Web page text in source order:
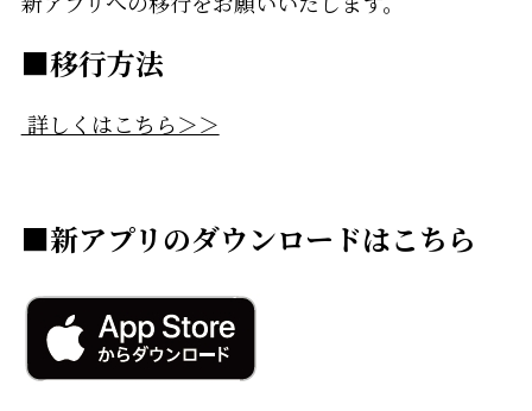
■移行方法
詳しくはこちら＞＞
■新アプリのダウンロードはこちら